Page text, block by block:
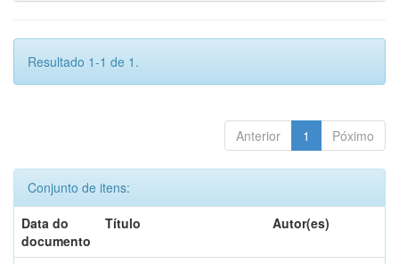
Resultado 1-1 de 1.
Anterior 1 Póximo
Conjunto de itens:
Data do
documento
Título Autor(es)